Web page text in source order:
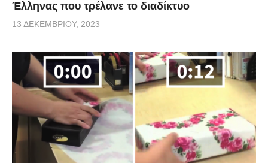
Έλληνας που τρέλανε το διαδίκτυο
13 ΔΕΚΕΜΒΡΊΟΥ, 2023